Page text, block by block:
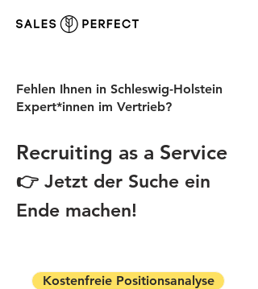
Fehlen Ihnen in Schleswig-Holstein
Expert*innen im Vertrieb?
Recruiting as a Service
👉 Jetzt der Suche ein
Ende machen!
Kostenfreie Positionsanalyse